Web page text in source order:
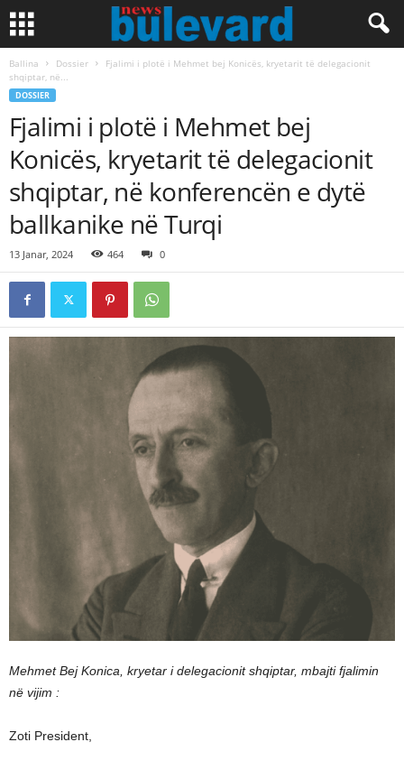
Ballina Dossier
Fjalimi i plotë i Mehmet bej Konicës, kryetarit të delegacionit
shqiptar, në...
DOSSIER
Fjalimi i plotë i Mehmet bej
Konicës, kryetarit të delegacionit
shqiptar, në konferencën e dytë
ballkanike në Turqi
13 Janar, 2024 464 0
Mehmet Bej Konica, kryetar i delegacionit shqiptar, mbajti fjalimin
në vijim :
Zoti President,